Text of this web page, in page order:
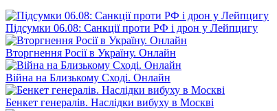
Підсумки 06.08: Санкції проти РФ і дрон у Лейпцигу
Вторгнення Росії в Україну. Онлайн
Війна на Близькому Сході. Онлайн
Бенкет генералів. Наслідки вибуху в Москві